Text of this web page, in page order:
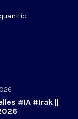
ici
#IA #Irak ||